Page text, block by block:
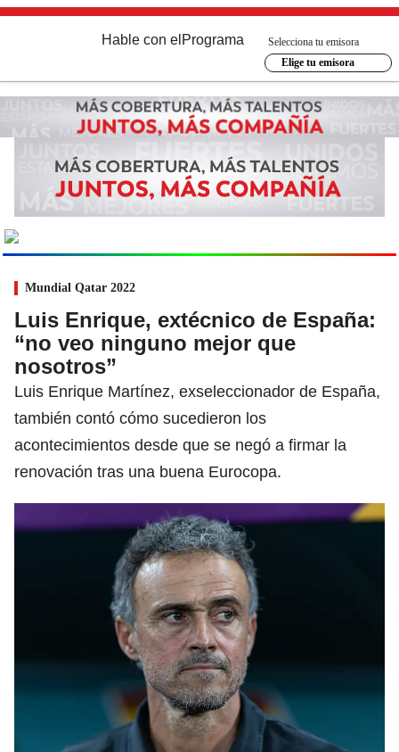
Hable con el Programa
Selecciona tu emisora
Elige tu emisora
Mundial Qatar 2022
Luis Enrique, extécnico de España:
“no veo ninguno mejor que
nosotros”
Luis Enrique Martínez, exseleccionador de España,
también contó cómo sucedieron los
acontecimientos desde que se negó a firmar la
renovación tras una buena Eurocopa.